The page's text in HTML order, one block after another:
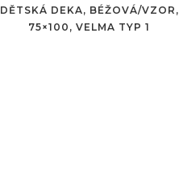
DĚTSKÁ DEKA, BÉŽOVÁ/VZOR,
75×100, VELMA TYP 1